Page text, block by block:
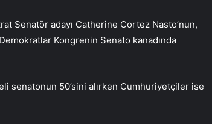
Senatör adayı Catherine Cortez Nasto’nun,
Kongrenin Senato kanadında
senatonun 50’sini alırken Cumhuriyetçiler ise